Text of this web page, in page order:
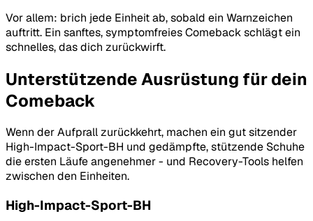
Vor allem: brich jede Einheit ab, sobald ein Warnzeichen
auftritt. Ein sanftes, symptomfreies Comeback schlägt ein
schnelles, das dich zurückwirft.
Unterstützende Ausrüstung für dein
Comeback
Wenn der Aufprall zurückkehrt, machen ein gut sitzender
High-Impact-Sport-BH und gedämpfte, stützende Schuhe
die ersten Läufe angenehmer - und Recovery-Tools helfen
zwischen den Einheiten.
High-Impact-Sport-BH